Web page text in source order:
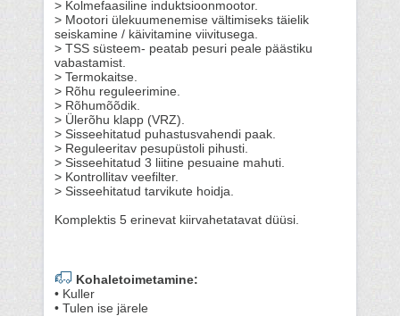
> Kolmefaasiline induktsioonmootor.
> Mootori ülekuumenemise vältimiseks täielik
seiskamine / käivitamine viivitusega.
> TSS süsteem- peatab pesuri peale päästiku
vabastamist.
> Termokaitse.
> Rõhu reguleerimine.
> Rõhumõõdik.
> Ülerõhu klapp (VRZ).
> Sisseehitatud puhastusvahendi paak.
> Reguleeritav pesupüstoli pihusti.
> Sisseehitatud 3 liitine pesuaine mahuti.
> Kontrollitav veefilter.
> Sisseehitatud tarvikute hoidja.
Komplektis 5 erinevat kiirvahetatavat düüsi.
Kohaletoimetamine:
• Kuller
• Tulen ise järele